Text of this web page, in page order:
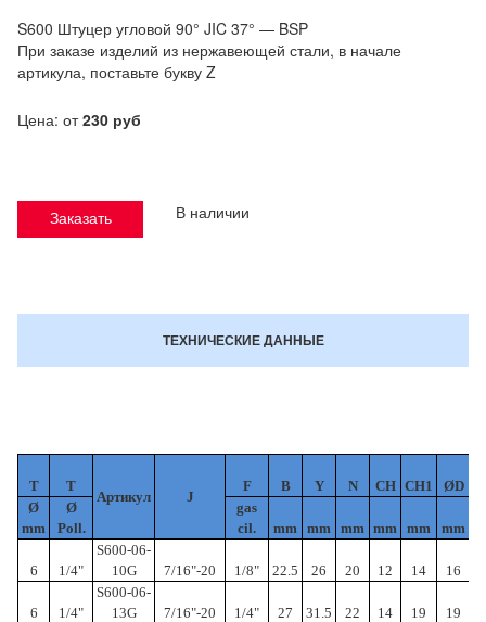
S600 Штуцер угловой 90° JIC 37° — BSP
При заказе изделий из нержавеющей стали, в начале
артикула, поставьте букву Z
Цена: от230 руб
Заказать В наличии
ТЕХНИЧЕСКИЕ ДАННЫЕ
T T
Артикул J
F B Y N CH CH1 ØD
Ø
mm
Ø
Poll.
gas
cil.
mm mm mm mm mm mm
6 1/4"
S600-06-
10G
7/16"-20 1/8" 22.5 26 20 12 14 16
6 1/4"
S600-06-
13G
7/16"-20 1/4" 27 31.5 22 14 19 19